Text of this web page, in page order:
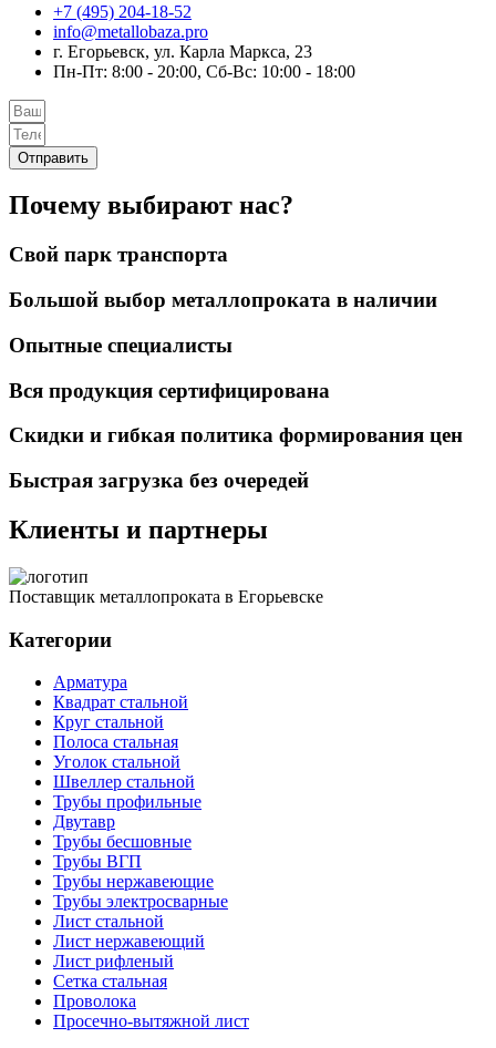
+7 (495) 204-18-52
info@metallobaza.pro
г. Егорьевск, ул. Карла Маркса, 23
Пн-Пт: 8:00 - 20:00, Сб-Вс: 10:00 - 18:00
Отправить
Почему выбирают нас?
Свой парк транспорта
Большой выбор металлопроката в наличии
Опытные специалисты
Вся продукция сертифицирована
Скидки и гибкая политика формирования цен
Быстрая загрузка без очередей
Клиенты и партнеры
Поставщик металлопроката в Егорьевске
Категории
Арматура
Квадрат стальной
Круг стальной
Полоса стальная
Уголок стальной
Швеллер стальной
Трубы профильные
Двутавр
Трубы бесшовные
Трубы ВГП
Трубы нержавеющие
Трубы электросварные
Лист стальной
Лист нержавеющий
Лист рифленый
Сетка стальная
Проволока
Просечно-вытяжной лист